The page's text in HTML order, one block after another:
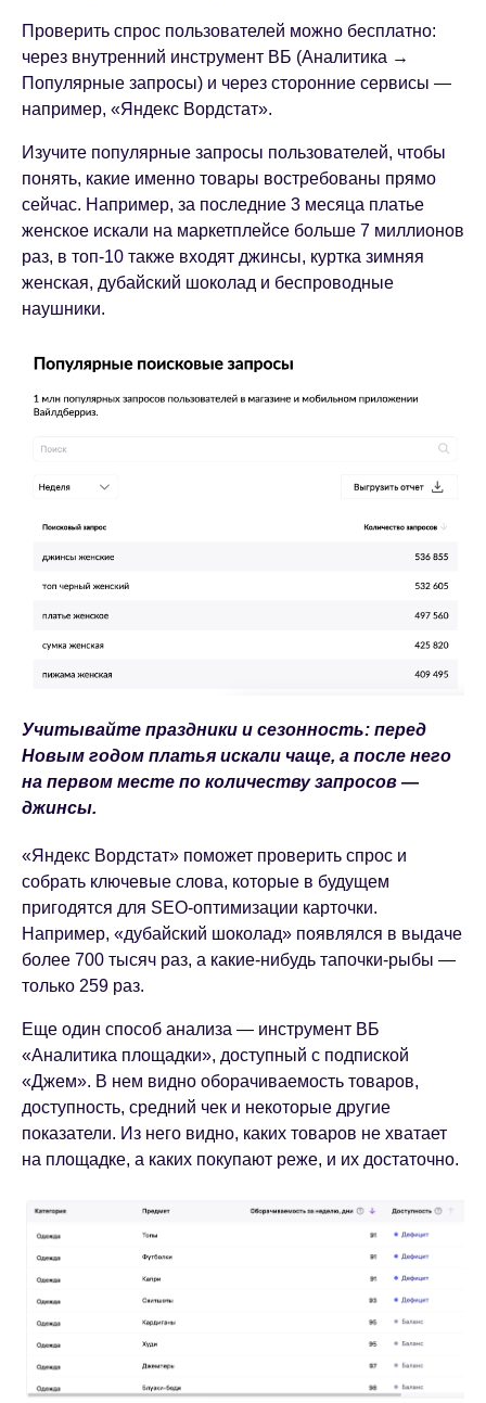
Проверить спрос пользователей можно бесплатно:
через внутренний инструмент ВБ (Аналитика →
Популярные запросы) и через сторонние сервисы —
например, «Яндекс Вордстат».
Изучите популярные запросы пользователей, чтобы
понять, какие именно товары востребованы прямо
сейчас. Например, за последние 3 месяца платье
женское искали на маркетплейсе больше 7 миллионов
раз, в топ-10 также входят джинсы, куртка зимняя
женская, дубайский шоколад и беспроводные
наушники.
Учитывайте праздники и сезонность: перед
Новым годом платья искали чаще, а после него
на первом месте по количеству запросов —
джинсы.
«Яндекс Вордстат» поможет проверить спрос и
собрать ключевые слова, которые в будущем
пригодятся для SEO-оптимизации карточки.
Например, «дубайский шоколад» появлялся в выдаче
более 700 тысяч раз, а какие-нибудь тапочки-рыбы —
только 259 раз.
Еще один способ анализа — инструмент ВБ
«Аналитика площадки», доступный с подпиской
«Джем». В нем видно оборачиваемость товаров,
доступность, средний чек и некоторые другие
показатели. Из него видно, каких товаров не хватает
на площадке, а каких покупают реже, и их достаточно.